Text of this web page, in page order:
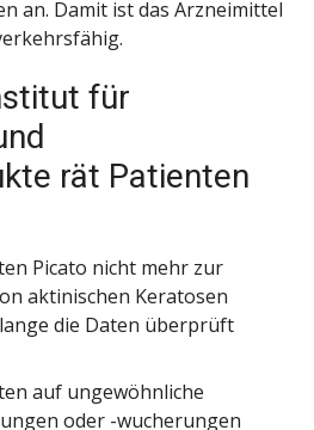
an. Damit ist das Arzneimittel
für
rät Patienten
Picato nicht mehr zur
aktinischen Keratosen
die Daten überprüft
auf ungewöhnliche
oder -wucherungen